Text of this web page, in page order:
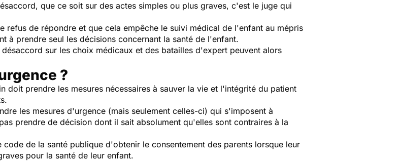
que ce soit sur des actes simples ou plus graves, c'est le juge qui
refus de répondre et que cela empêche le suivi médical de l'enfant au mépris
à prendre seul les décisions concernant la santé de l'enfant.
sur les choix médicaux et des batailles d'expert peuvent alors
?
doit prendre les mesures nécessaires à sauver la vie et l'intégrité du patient
les mesures d'urgence (mais seulement celles-ci) qui s'imposent à
prendre de décision dont il sait absolument qu'elles sont contraires à la
de la santé publique d'obtenir le consentement des parents lorsque leur
pour la santé de leur enfant.